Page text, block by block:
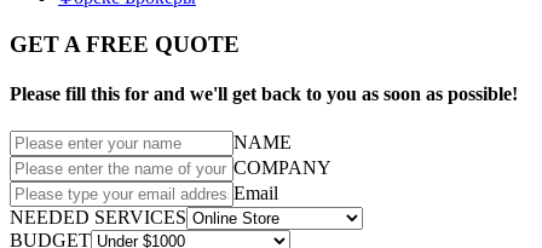
GET A FREE QUOTE
Please fill this for and we'll get back to you as soon as possible!
NAME
COMPANY
Email
NEEDED SERVICES
BUDGET